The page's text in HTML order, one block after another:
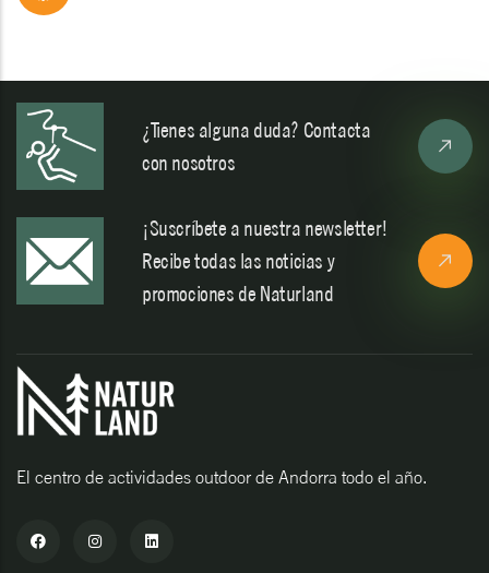
¿Tienes alguna duda? Contacta
con nosotros
¡Suscríbete a nuestra newsletter!
Recibe todas las noticias y
promociones de Naturland
El centro de actividades outdoor de Andorra todo el año.